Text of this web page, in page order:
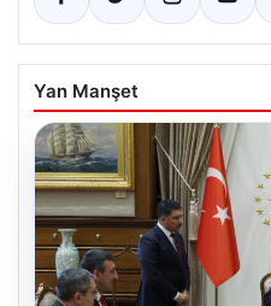
Yan Manşet